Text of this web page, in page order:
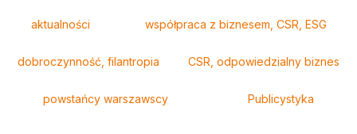
aktualności współpraca z biznesem, CSR, ESG
dobroczynność, filantropia CSR, odpowiedzialny biznes
powstańcy warszawscy Publicystyka